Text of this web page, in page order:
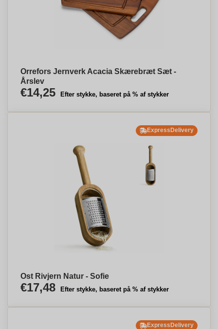
Orrefors Jernverk Acacia Skærebræt Sæt -
Årslev
€14,25 Efter stykke, baseret på % af stykker
ExpressDelivery
Ost Rivjern Natur - Sofie
€17,48 Efter stykke, baseret på % af stykker
ExpressDelivery